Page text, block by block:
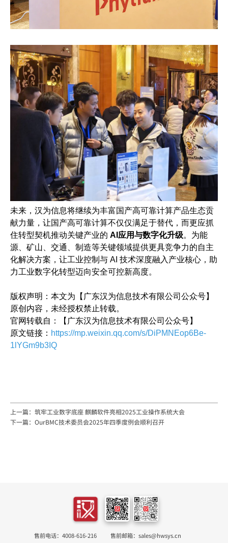
未来，汉为信息将继续为丰富国产高可靠计算产品生态贡
献力量，让国产高可靠计算不仅仅满足于替代，而更应抓
住转型契机推动关键产业的 AI应用与数字化升级。为能
源、矿山、交通、制造等关键领域提供更具竞争力的自主
化解决方案，让工业控制与 AI 技术深度融入产业核心，助
力工业数字化转型迈向安全可控新高度。
版权声明：本文为【广东汉为信息技术有限公司公众号】
原创内容，未经授权禁止转载。
官网转载自：【广东汉为信息技术有限公司公众号】
原文链接： https://mp.weixin.qq.com/s/DiPMNEop6Be-
1lYGm9b3IQ
上一篇：筑牢工业数字底座 麒麟软件亮相2025工业操作系统大会
下一篇：OurBMC技术委员会2025年四季度例会顺利召开
售前电话：4008-616-216 售前邮箱：sales@hwsys.cn